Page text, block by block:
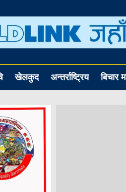
खेलकुद अन्तर्राष्ट्रिय बिचार